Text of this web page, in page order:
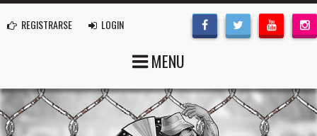
REGISTRARSE LOGIN
MENU